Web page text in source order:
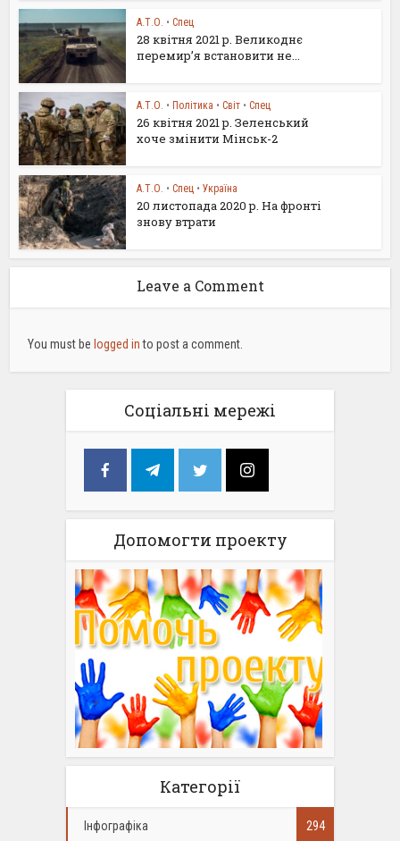
А.Т.О. • Спец
28 квітня 2021 р. Великоднє
перемир’я встановити не...
А.Т.О. • Політика • Світ • Спец
26 квітня 2021 р. Зеленський
хоче змінити Мінськ-2
А.Т.О. • Спец • Україна
20 листопада 2020 р. На фронті
знову втрати
Leave a Comment
You must belogged into post a comment.
Соціальні мережі
Допомогти проекту
Категорії
Інфографіка 294